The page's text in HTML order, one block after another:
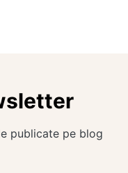
publicate pe blog